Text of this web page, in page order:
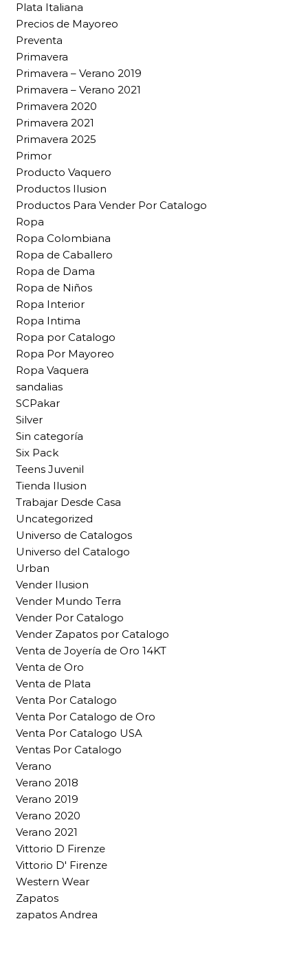
Plata Italiana
Precios de Mayoreo
Preventa
Primavera
Primavera – Verano 2019
Primavera – Verano 2021
Primavera 2020
Primavera 2021
Primavera 2025
Primor
Producto Vaquero
Productos Ilusion
Productos Para Vender Por Catalogo
Ropa
Ropa Colombiana
Ropa de Caballero
Ropa de Dama
Ropa de Niños
Ropa Interior
Ropa Intima
Ropa por Catalogo
Ropa Por Mayoreo
Ropa Vaquera
sandalias
SCPakar
Silver
Sin categoría
Six Pack
Teens Juvenil
Tienda Ilusion
Trabajar Desde Casa
Uncategorized
Universo de Catalogos
Universo del Catalogo
Urban
Vender Ilusion
Vender Mundo Terra
Vender Por Catalogo
Vender Zapatos por Catalogo
Venta de Joyería de Oro 14KT
Venta de Oro
Venta de Plata
Venta Por Catalogo
Venta Por Catalogo de Oro
Venta Por Catalogo USA
Ventas Por Catalogo
Verano
Verano 2018
Verano 2019
Verano 2020
Verano 2021
Vittorio D Firenze
Vittorio D' Firenze
Western Wear
Zapatos
zapatos Andrea